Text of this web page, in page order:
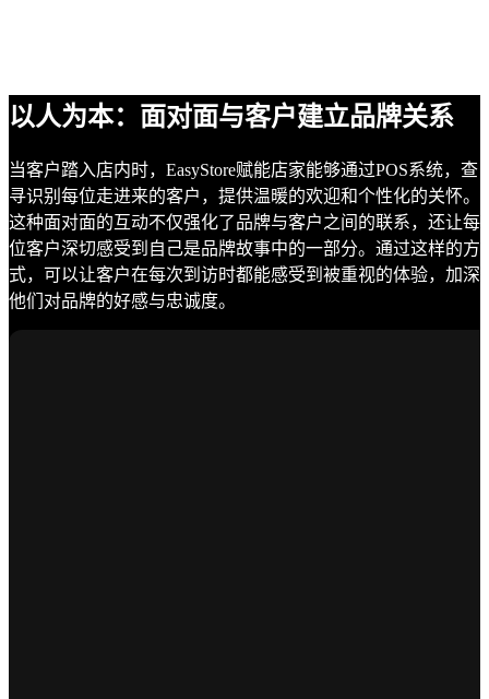
以人为本：面对面与客户建立品牌关系
当客户踏入店内时，EasyStore赋能店家能够通过POS系统，查
寻识别每位走进来的客户，提供温暖的欢迎和个性化的关怀。
这种面对面的互动不仅强化了品牌与客户之间的联系，还让每
位客户深切感受到自己是品牌故事中的一部分。通过这样的方
式，可以让客户在每次到访时都能感受到被重视的体验，加深
他们对品牌的好感与忠诚度。